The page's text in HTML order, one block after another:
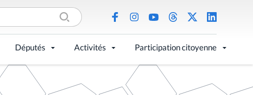
Députés Activités Participation citoyenne